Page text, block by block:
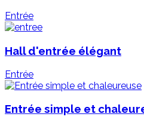
Entrée
Hall d'entrée élégant
Entrée
Entrée simple et